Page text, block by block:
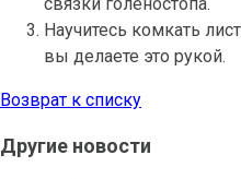
Научитесь комкать
вы делаете это рукой.
Возврат к списку
Другие новости